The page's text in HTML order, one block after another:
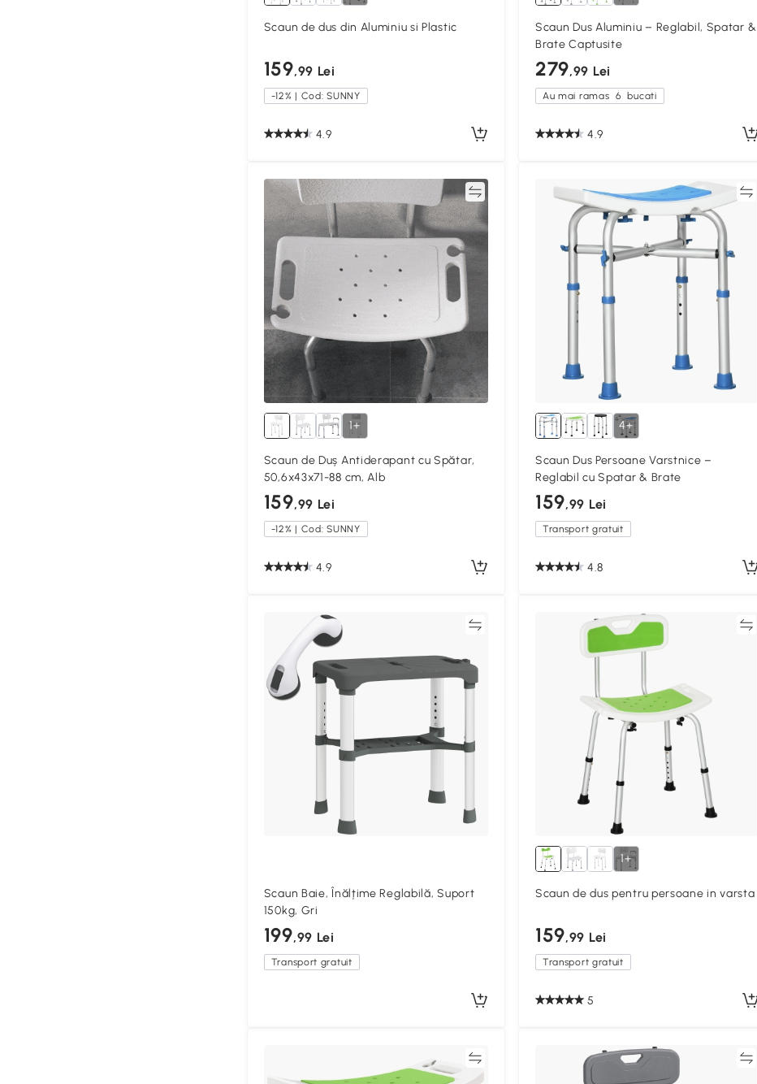
Scaun de dus din Aluminiu si Plastic
159,99 Lei
-12% | Cod: SUNNY
4.9
Scaun Dus Aluminiu – Reglabil, Spatar &
Brate Captusite
279,99 Lei
Au mai ramas 6 bucati
4.9
Compară
1+
Scaun de Duș Antiderapant cu Spătar,
50,6x43x71-88 cm, Alb
159,99 Lei
-12% | Cod: SUNNY
4.9
Compară
4+
Scaun Dus Persoane Varstnice –
Reglabil cu Spatar & Brate
159,99 Lei
Transport gratuit
4.8
Scaun Baie, Înălțime Reglabilă, Suport
150kg, Gri
199,99 Lei
Transport gratuit
1+
Scaun de dus pentru persoane in varsta
159,99 Lei
Transport gratuit
5
Compară